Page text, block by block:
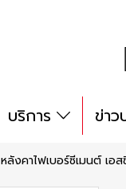
บริการ ข่า
หลังคาไฟเบอร์ซีเมนต์ เ